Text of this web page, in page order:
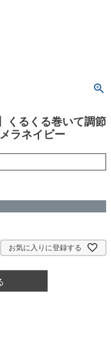
くるくる巻いて調節
ラネイビー
お気に入りに登録する